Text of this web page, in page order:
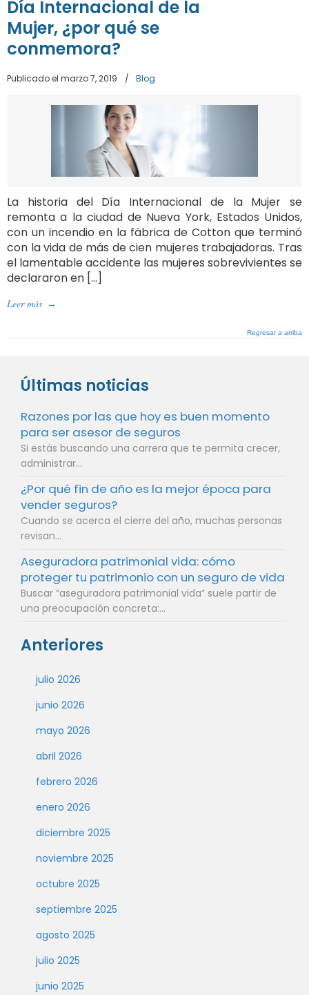
Día Internacional de la
Mujer, ¿por qué se
conmemora?
Publicado el marzo 7, 2019 / Blog
La historia del Día Internacional de la Mujer se
remonta a la ciudad de Nueva York, Estados Unidos,
con un incendio en la fábrica de Cotton que terminó
con la vida de más de cien mujeres trabajadoras. Tras
el lamentable accidente las mujeres sobrevivientes se
declararon en […]
Leer más →
Regresar a arriba
Últimas noticias
Razones por las que hoy es buen momento
para ser asesor de seguros
Si estás buscando una carrera que te permita crecer,
administrar...
¿Por qué fin de año es la mejor época para
vender seguros?
Cuando se acerca el cierre del año, muchas personas
revisan...
Aseguradora patrimonial vida: cómo
proteger tu patrimonio con un seguro de vida
Buscar “aseguradora patrimonial vida” suele partir de
una preocupación concreta:...
Anteriores
julio 2026
junio 2026
mayo 2026
abril 2026
febrero 2026
enero 2026
diciembre 2025
noviembre 2025
octubre 2025
septiembre 2025
agosto 2025
julio 2025
junio 2025